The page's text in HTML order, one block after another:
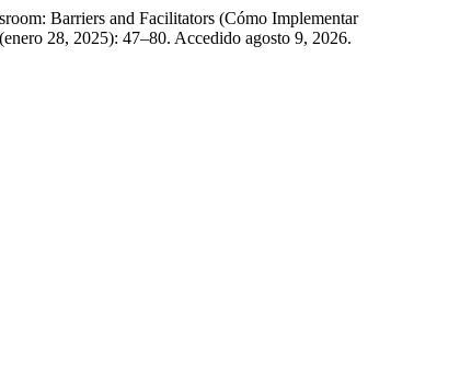
Barriers and Facilitators (Cómo Implementar
28, 2025): 47–80. Accedido agosto 9, 2026.